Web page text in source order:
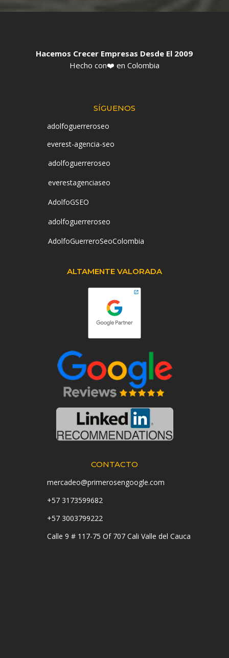
Hacemos Crecer Empresas Desde El 2009
Hecho con❤️ en Colombia
SÍGUENOS
adolfoguerreroseo
everest-agencia-seo
adolfoguerreroseo
everestagenciaseo
AdolfoGSEO
adolfoguerreroseo
AdolfoGuerreroSeoColombia
ALTAMENTE VALORADA
CONTACTO
mercadeo@primerosengoogle.com
+57 3173599682
+57 3003799222
Calle 9 # 117-75 Of 707 Cali Valle del Cauca